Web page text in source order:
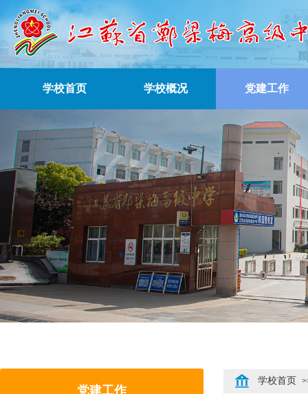
学校首页 学校概况 党建工作
党建工作
学校首页